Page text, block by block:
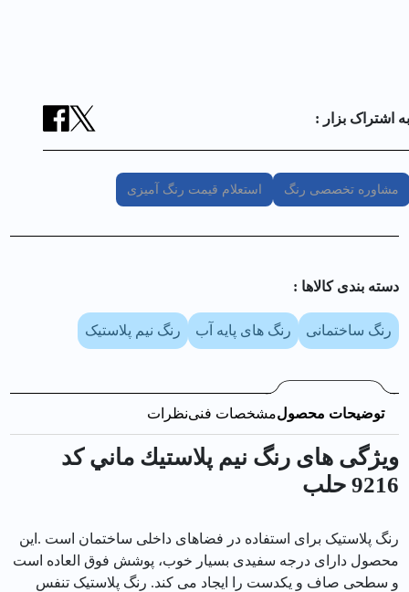
به اشتراک بزار :
مشاوره تخصصی رنگ استعلام قیمت رنگ آمیزی
دسته بندی کالا‌ها :
رنگ ساختمانی رنگ های پایه آب رنگ نیم پلاستیک
توضیحات محصولمشخصات فنینظرات
ویژگی های رنگ نيم پلاستيك ماني کد
9216 حلب
رنگ پلاستیک برای استفاده در فضاهای داخلی ساختمان است .این
محصول دارای درجه سفیدی بسیار خوب، پوشش فوق العاده است
و سطحی صاف و یکدست را ایجاد می کند. رنگ پلاستیک تنفس